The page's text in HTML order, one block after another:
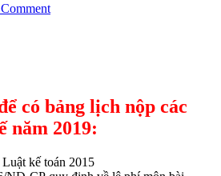
có bảng lịch nộp các
năm 2019:
kế toán 2015